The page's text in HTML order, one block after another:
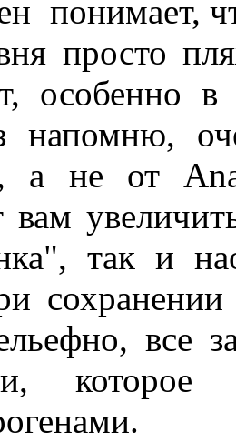
понимает,
просто
особенно
напомню,
а не от
вам
так и
все
которое